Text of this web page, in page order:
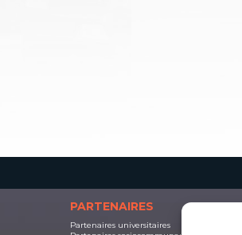
PARTENAIRES
Partenaires universitaires